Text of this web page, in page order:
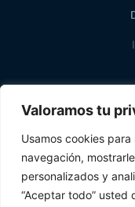
Valoramos tu
Usamos cookies
navegación,
personalizados y
“Aceptar todo” usted